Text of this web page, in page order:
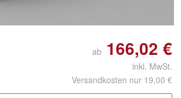
ab 166,02 €
inkl. MwSt.
Versandkosten nur 19,00 €